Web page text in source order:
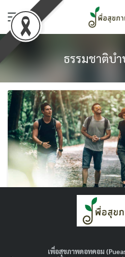
content
ธรรมชาติบํ
ธรรมชาติบำบัด คือ อะไร ?
ธรรมชาติถึงช่วยเยียวยาคว
26/06/2023 สุ
เพื่อสุขภาพดอทคอม